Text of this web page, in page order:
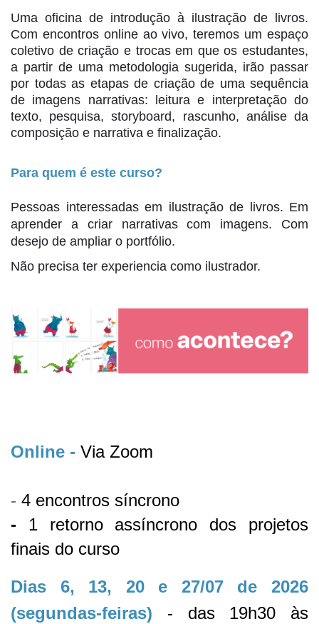
Uma oficina de introdução à ilustração de livros.
Com encontros online ao vivo, teremos um espaço
coletivo de criação e trocas em que os estudantes,
a partir de uma metodologia sugerida, irão passar
por todas as etapas de criação de uma sequência
de imagens narrativas: leitura e interpretação do
texto, pesquisa, storyboard, rascunho, análise da
composição e narrativa e finalização.
Para quem é este curso?
Pessoas interessadas em ilustração de livros. Em
aprender a criar narrativas com imagens. Com
desejo de ampliar o portfólio.
Não precisa ter experiencia como ilustrador.
Online - Via Zoom
- 4 encontros síncrono
- 1 retorno assíncrono dos projetos
finais do curso
Dias 6, 13, 20 e 27/07 de 2026
(segundas-feiras) - das 19h30 às